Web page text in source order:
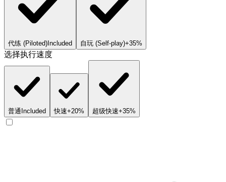
代练 (Piloted) Included 自玩 (Self-play)+35%
选择执行速度
普通 Included 快速+20% 超级快速+35%